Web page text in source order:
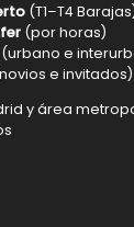
(T1–T4
(por horas)
(urbano e
e invitados)
y área